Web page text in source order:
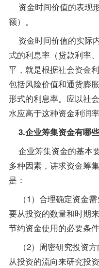
资金时间价值的表现
额）。
资金时间价值的实际
式的利息率（贷款利率
平，就是根据社会资金
包括风险价值和通货膨
形式的利息率。应以社
水应高于这种资金利润率
3.企业筹集资金有哪
企业筹集资金的基本
多种因素，讲求资金筹
是：
（1）合理确定资金需
要从投资的数量和时期
节约资金使用的必要条件
（2）周密研究投资方
从投资的流向来研究投